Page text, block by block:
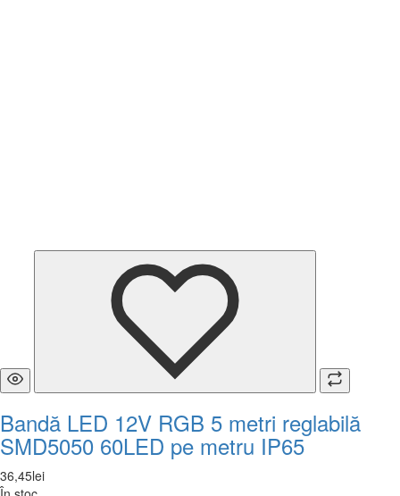
Bandă LED 12V RGB 5 metri reglabilă
SMD5050 60LED pe metru IP65
36,45lei